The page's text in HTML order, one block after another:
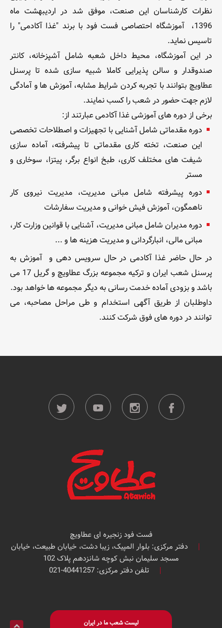
نظرات کارشناسان این صنعت، موفق شد در اردیبهشت ماه
1396، آموزشگاه احتصاصی فست فود با برند "غذا آکادمی" را
تاسیس نماید.
در این آموزشگاه، محیط داخل شعبه شامل آشپزخانه، کانتر
صندوقدار و سالن پذیرایی کاملا شبیه سازی شده تا پرسنل
عطاویچ بتوانند با تجربه کردن شرایط مشابه، آموزش ها و آمادگی
لازم جهت حضور در شعب را کسب نمایند.
برخی از دوره های آموزشی غذا آکادمی عبارتند از:
دوره مقدماتی شامل آشنایی با تجهیزات و اصطلاحات تخصصی
این صنعت، تخته کاری مقدماتی تا پیشرفته، آماده سازی
شیفت های مختلف کاری، طبخ انواع برگر، پیتزا، سوخاری و
مستر
دوره پیشرفته شامل مبانی مدیریت، مدیریت نیروی کار
ناهمگون، آموزش فیش خوانی و مدیریت سفارشات
دوره مدیران شامل مبانی مدیریت، آشنایی با قوانین وزارت کار،
مبانی مالی، انبارگردانی و مدیریت هزینه ها و ...
در حال حاضر غذا آکادمی در حال سرویس دهی و آموزش به
پرسنل شعب ایران و ترکیه مجموعه بزرگ عطاویچ و گریل 17 می
باشد و بزودی آماده خدمت رسانی به دیگر مجموعه ها خواهد بود.
داوطلبان از طریق آگهی استخدام و طی مراحل مصاحبه، می
توانند در دوره های فوق شرکت کنند.
فست فود زنجیره ای عطاویچ
دفتر مرکزی: بلوار المپیک، زیبا دشت، خیابان طبیعت، خیابان
مسجد سلیمان نبش کوچه شانزدهم پلاک 102
تلفن دفتر مرکزی: 40441257-021
لیست شعب ما در ایران